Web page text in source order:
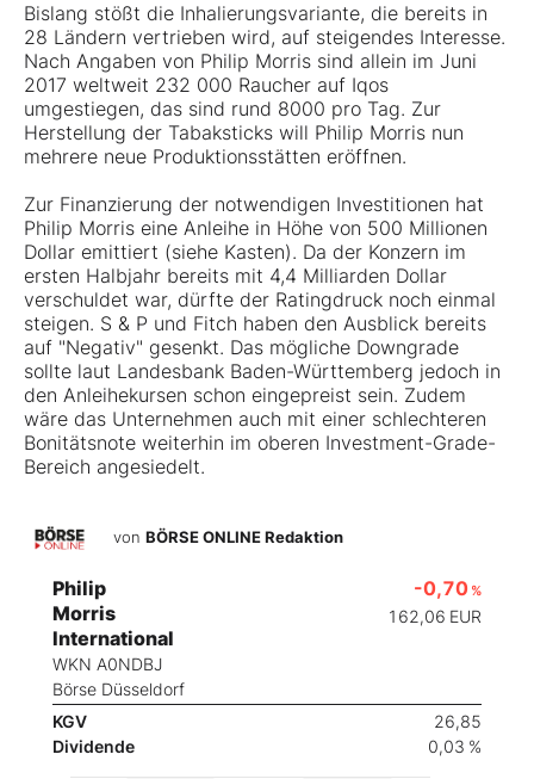
Bislang stößt die Inhalierungsvariante, die bereits in
28 Ländern vertrieben wird, auf steigendes Interesse.
Nach Angaben von Philip Morris sind allein im Juni
2017 weltweit 232 000 Raucher auf Iqos
umgestiegen, das sind rund 8000 pro Tag. Zur
Herstellung der Tabaksticks will Philip Morris nun
mehrere neue Produktionsstätten eröffnen.
Zur Finanzierung der notwendigen Investitionen hat
Philip Morris eine Anleihe in Höhe von 500 Millionen
Dollar emittiert (siehe Kasten). Da der Konzern im
ersten Halbjahr bereits mit 4,4 Milliarden Dollar
verschuldet war, dürfte der Ratingdruck noch einmal
steigen. S & P und Fitch haben den Ausblick bereits
auf "Negativ" gesenkt. Das mögliche Downgrade
sollte laut Landesbank Baden-Württemberg jedoch in
den Anleihekursen schon eingepreist sein. Zudem
wäre das Unternehmen auch mit einer schlechteren
Bonitätsnote weiterhin im oberen Investment-Grade-
Bereich angesiedelt.
von BÖRSE ONLINE Redaktion
Philip
Morris
International
WKN A0NDBJ
Börse Düsseldorf
-0,70 %
162,06 EUR
KGV
26,85
Dividende
0,03 %